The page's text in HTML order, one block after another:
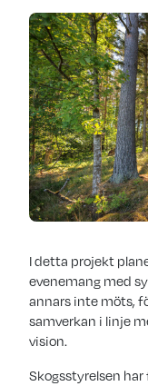
I detta projekt
evenemang med
annars inte möts,
samverkan i linje
vision.
Skogsstyrelsen